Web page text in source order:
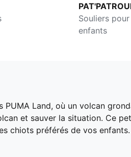
Souliers
enfants
PUMA Land, où un volcan
et sauver la situation. Ce
chiots préférés de vos enfants.